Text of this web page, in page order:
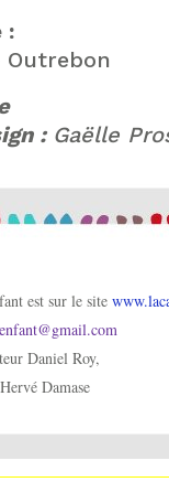
:
Outrebon
: Gaëlle
est sur le site
Daniel Roy,
Damase